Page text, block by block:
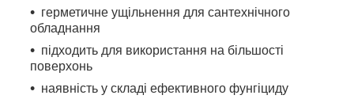
герметичне ущільнення для сантехнічного
обладнання
підходить для використання на більшості
поверхонь
наявність у складі ефективного фунгіциду